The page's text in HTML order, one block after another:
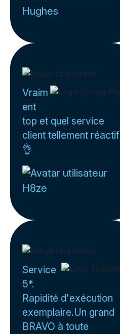
Hughes
Vraim
ent
top et quel service
client tellement réactif
👌
H8ze
Service
5*.
Rapidité d'exécution
exemplaire.Un grand
BRAVO à toute